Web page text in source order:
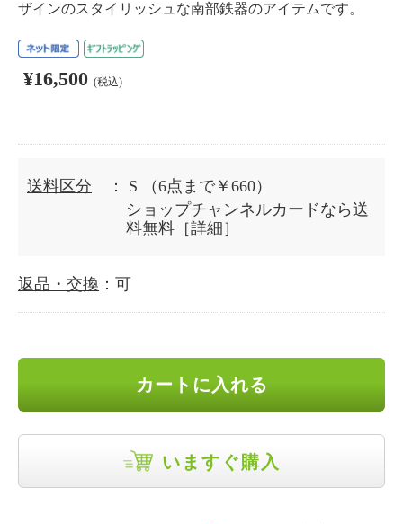
ザインのスタイリッシュな南部鉄器のアイテムです。
¥16,500 (税込)
送料区分 ： S
（6点まで￥660）
ショップチャンネルカードなら送
料無料［詳細 ］
返品・交換 ：可
カートに入れる
いますぐ購入